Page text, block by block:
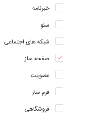
ویژگی های Boosted Elements:
خبرنامه
سئو
شبکه های اجتماعی
صفحه ساز
عضویت
فرم ساز
فروشگاهی